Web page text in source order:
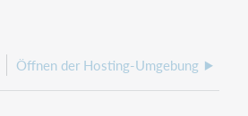
Öffnen der Hosting-Umgebung